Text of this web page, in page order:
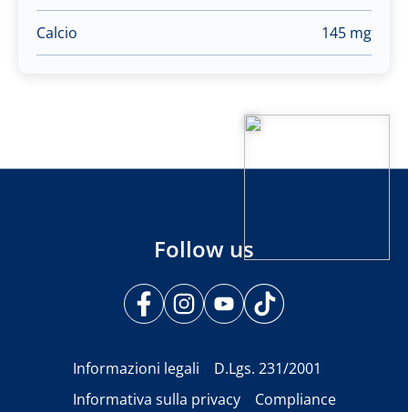
Calcio 145 mg
Follow us
Informazioni legali
D.Lgs. 231/2001
Informativa sulla privacy
Compliance